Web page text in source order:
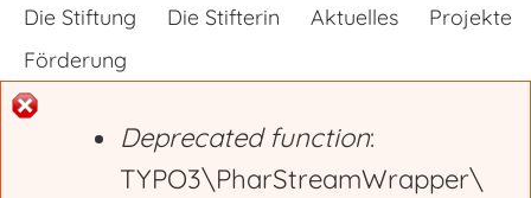
Die Stiftung Die Stifterin Aktuelles
Projekte
Förderung
Deprecated function:
TYPO3\PharStreamWrapper\